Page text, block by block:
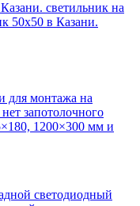
светильник на
50х50 в Казани.
для монтажа на
запотолочного
1200×300 мм и
светодиодный